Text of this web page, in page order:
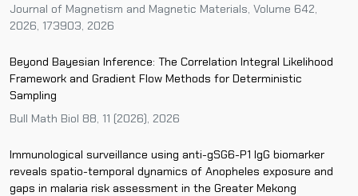
Journal of Magnetism and Magnetic Materials, Volume 642,
2026, 173903, 2026
Beyond Bayesian Inference: The Correlation Integral Likelihood
Framework and Gradient Flow Methods for Deterministic
Sampling
Bull Math Biol 88, 11 (2026), 2026
Immunological surveillance using anti-gSG6-P1 IgG biomarker
reveals spatio-temporal dynamics of Anopheles exposure and
gaps in malaria risk assessment in the Greater Mekong